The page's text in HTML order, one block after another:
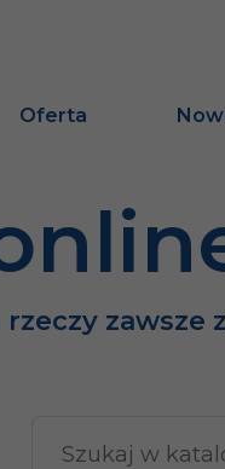
Oferta
zawsze